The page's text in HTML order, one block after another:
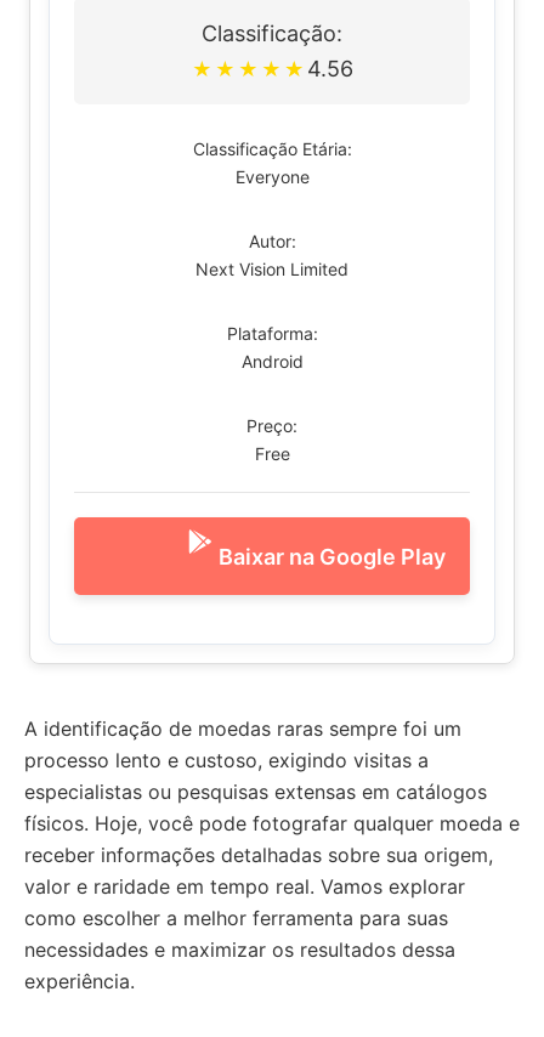
Classificação:
★ ★ ★ ★ ★ 4.56
Classificação Etária:
Everyone
Autor:
Next Vision Limited
Plataforma:
Android
Preço:
Free
Baixar na Google Play
A identificação de moedas raras sempre foi um
processo lento e custoso, exigindo visitas a
especialistas ou pesquisas extensas em catálogos
físicos. Hoje, você pode fotografar qualquer moeda e
receber informações detalhadas sobre sua origem,
valor e raridade em tempo real. Vamos explorar
como escolher a melhor ferramenta para suas
necessidades e maximizar os resultados dessa
experiência.